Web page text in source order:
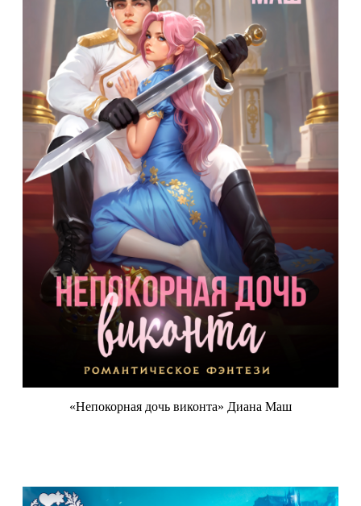
«Непокорная дочь виконта» Диана Маш